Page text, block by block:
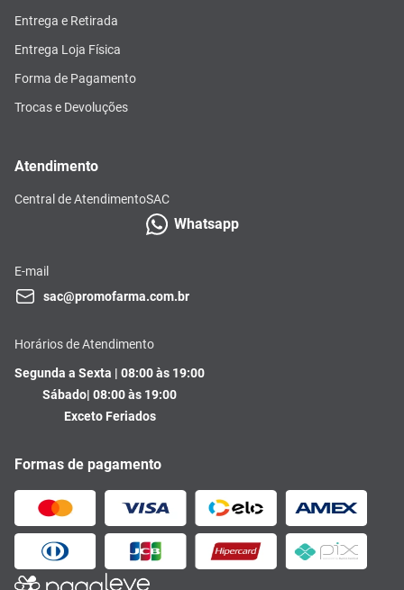
Entrega e Retirada
Entrega Loja Física
Forma de Pagamento
Trocas e Devoluções
Atendimento
Central de AtendimentoSAC
Whatsapp
E-mail
sac@promofarma.com.br
Horários de Atendimento
Segunda a Sexta | 08:00 às 19:00
Sábado| 08:00 às 19:00
Exceto Feriados
Formas de pagamento